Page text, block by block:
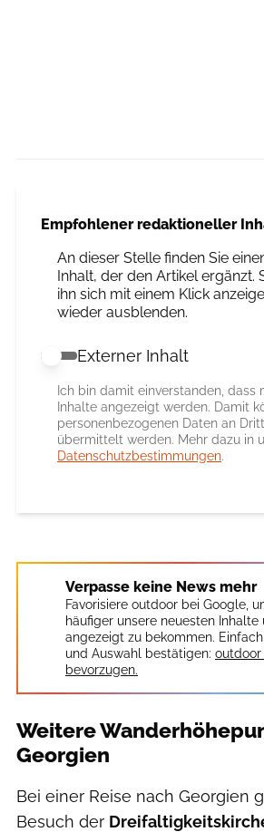
Empfohlener redaktioneller
An dieser Stelle finden Sie
Inhalt, der den Artikel ergänzt.
ihn sich mit einem Klick
wieder ausblenden.
Externer Inhalt erlauben
Externer Inhalt
Ich bin damit einverstanden, dass
Inhalte angezeigt werden. Damit
personenbezogenen Daten an
übermittelt werden. Mehr dazu in
Datenschutzbestimmungen.
Verpasse keine News mehr
Favorisiere outdoor bei Google,
häufiger unsere neuesten Inhalte
angezeigt zu bekommen.
und Auswahl bestätigen: outdoor
bevorzugen.
Weitere
Georgien
Bei einer Reise nach Georgien
Besuch der